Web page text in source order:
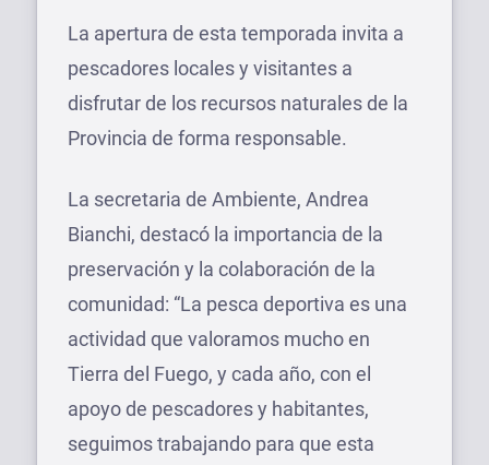
La apertura de esta temporada invita a
pescadores locales y visitantes a
disfrutar de los recursos naturales de la
Provincia de forma responsable.
La secretaria de Ambiente, Andrea
Bianchi, destacó la importancia de la
preservación y la colaboración de la
comunidad: “La pesca deportiva es una
actividad que valoramos mucho en
Tierra del Fuego, y cada año, con el
apoyo de pescadores y habitantes,
seguimos trabajando para que esta